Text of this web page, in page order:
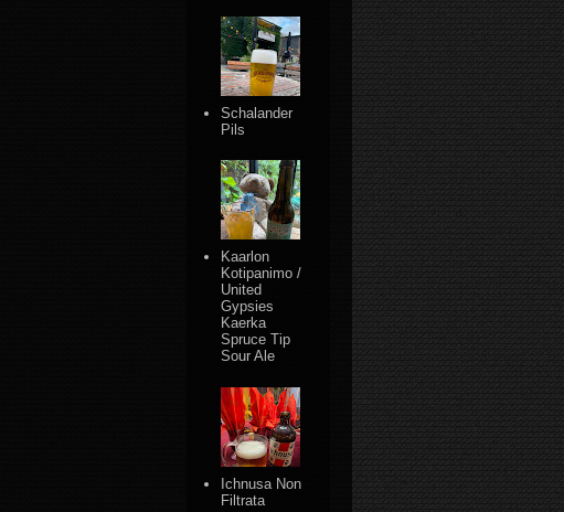
Schalander
Pils
Kaarlon
Kotipanimo /
United
Gypsies
Kaerka
Spruce Tip
Sour Ale
Ichnusa Non
Filtrata